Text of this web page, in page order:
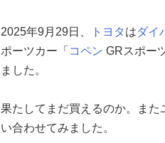
2025年9月29日、 トヨタ はダイ
ポーツカー「 コペン GRスポー
ました。
果たしてまだ買えるのか。ま
い合わせてみました。